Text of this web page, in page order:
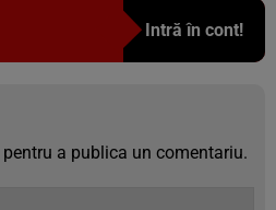
Intră în cont!
pentru a publica un comentariu.